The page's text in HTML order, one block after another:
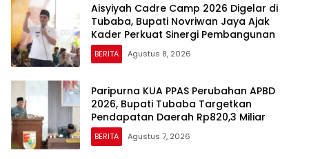
Aisyiyah Cadre Camp 2026 Digelar di
Tubaba, Bupati Novriwan Jaya Ajak
Kader Perkuat Sinergi Pembangunan
BERITA Agustus 8, 2026
Paripurna KUA PPAS Perubahan APBD
2026, Bupati Tubaba Targetkan
Pendapatan Daerah Rp820,3 Miliar
BERITA Agustus 7, 2026